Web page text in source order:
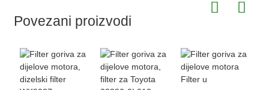
Povezani proizvodi